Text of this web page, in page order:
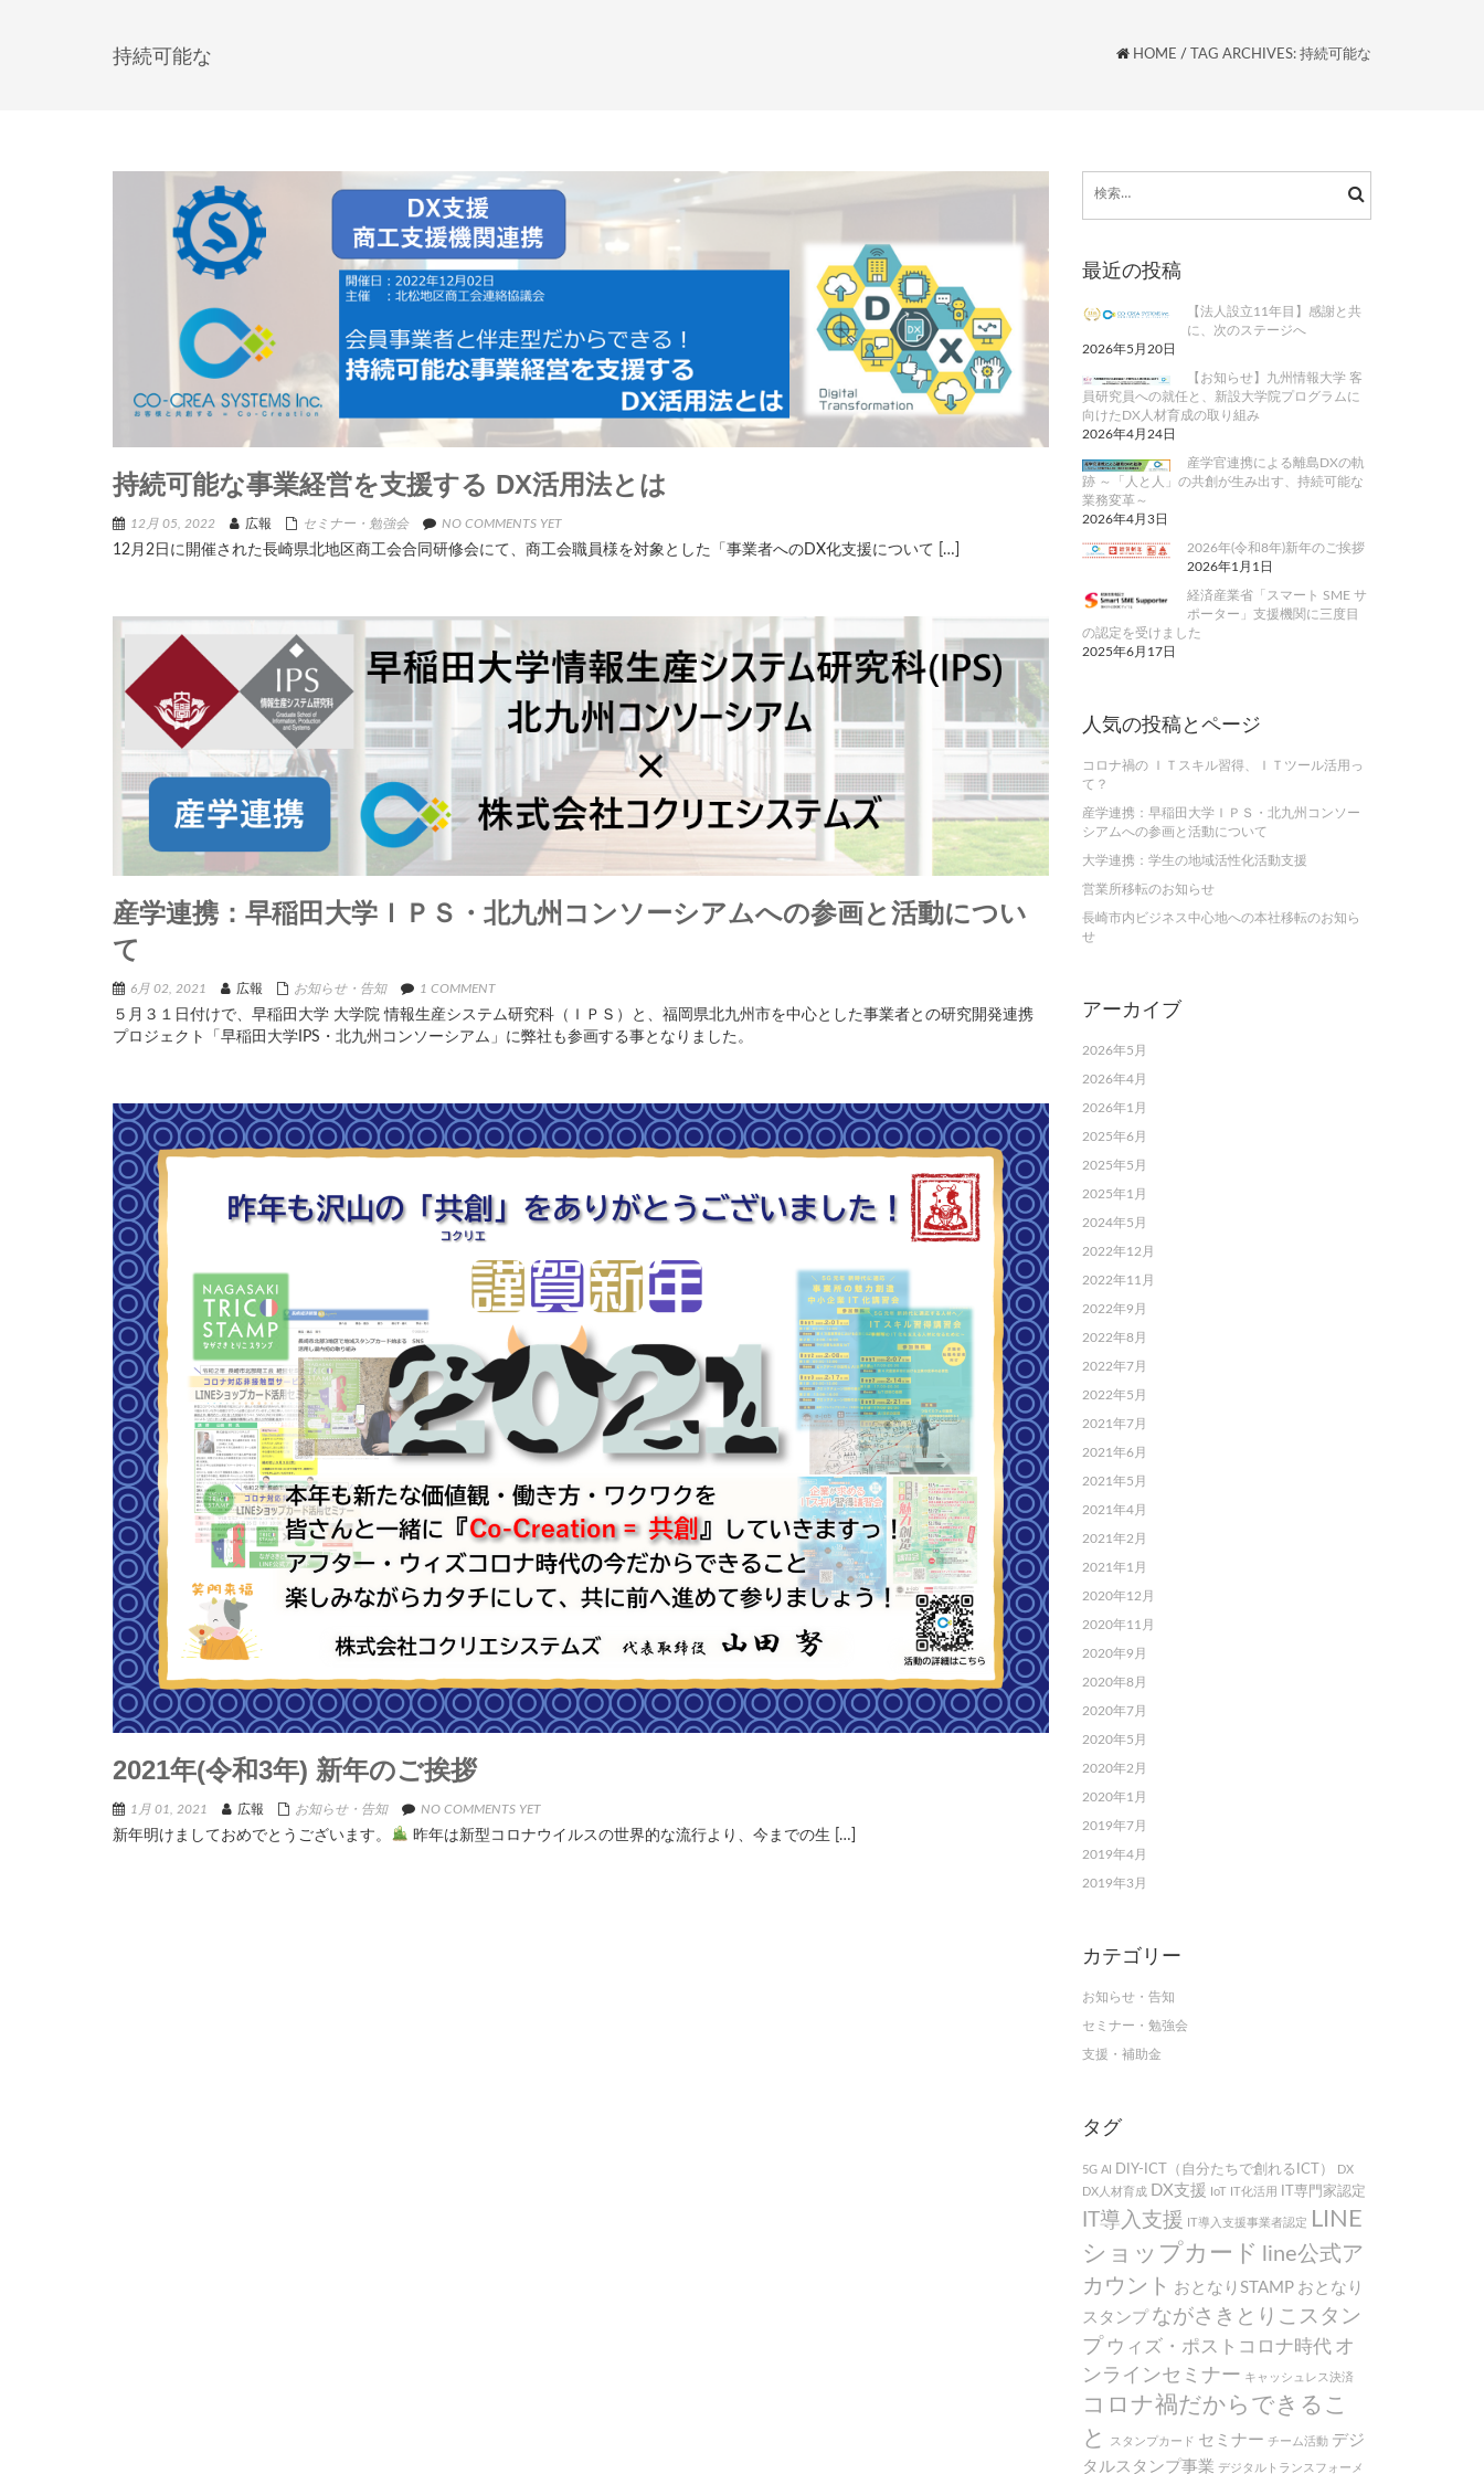
持続可能な HOME / TAG ARCHIVES: 持続可能な
持続可能な事業経営を支援する DX活用法とは
12月 05, 2022 広報 セミナー・勉強会 NO COMMENTS YET
12月2日に開催された長崎県北地区商工会合同研修会にて、商工会職員様を対象とした「事業者へのDX化支援について […]
産学連携：早稲田大学ＩＰＳ・北九州コンソーシアムへの参画と活動につい
て
6月 02, 2021 広報 お知らせ・告知 1 COMMENT
５月３１日付けで、早稲田大学 大学院 情報生産システム研究科（ＩＰＳ）と、福岡県北九州市を中心とした事業者との研究開発連携
プロジェクト「早稲田大学IPS・北九州コンソーシアム」に弊社も参画する事となりました。
2021年(令和3年) 新年のご挨拶
1月 01, 2021 広報 お知らせ・告知 NO COMMENTS YET
新年明けましておめでとうございます。 昨年は新型コロナウイルスの世界的な流行より、今までの生 […]
索:
最近の投稿
【法人設立11年目】感謝と共
に、次のステージへ
2026年5月20日
【お知らせ】九州情報大学 客
員研究員への就任と、新設大学院プログラムに
向けたDX人材育成の取り組み
2026年4月24日
産学官連携による離島DXの軌
跡 ～「人と人」の共創が生み出す、持続可能な
業務変革～
2026年4月3日
2026年(令和8年)新年のご挨拶
2026年1月1日
経済産業省「スマート SME サ
ポーター」支援機関に三度目
の認定を受けました
2025年6月17日
人気の投稿とページ
コロナ禍の ＩＴスキル習得、ＩＴツール活用っ
て？
産学連携：早稲田大学ＩＰＳ・北九州コンソー
シアムへの参画と活動について
大学連携：学生の地域活性化活動支援
営業所移転のお知らせ
長崎市内ビジネス中心地への本社移転のお知ら
せ
アーカイブ
2026年5月
2026年4月
2026年1月
2025年6月
2025年5月
2025年1月
2024年5月
2022年12月
2022年11月
2022年9月
2022年8月
2022年7月
2022年5月
2021年7月
2021年6月
2021年5月
2021年4月
2021年2月
2021年1月
2020年12月
2020年11月
2020年9月
2020年8月
2020年7月
2020年5月
2020年2月
2020年1月
2019年7月
2019年4月
2019年3月
カテゴリー
お知らせ・告知
セミナー・勉強会
支援・補助金
タグ
5G AI DIY-ICT（自分たちで創れるICT）
DX
DX人材育成 DX支援 IoT IT化活用 IT専門家認定
IT導入支援 IT導入支援事業者認定
LINE
ショップカード
line公式ア
カウント おとなりSTAMP おとなり
スタンプ ながさきとりこスタン
プ ウィズ・ポストコロナ時代 オ
ンラインセミナー キャッシュレス決済
コロナ禍だからできるこ
と
スタンプカード セミナー チーム活動 デジ
タルスタンプ事業 デジタルトランスフォーメ